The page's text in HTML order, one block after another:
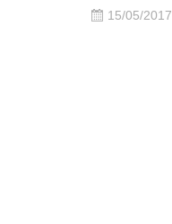
15/05/2017